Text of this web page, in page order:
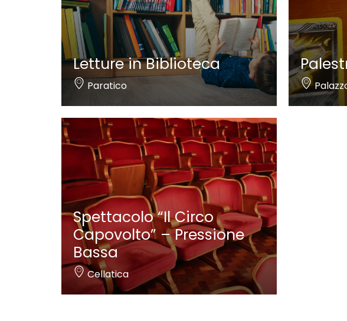
Letture in Biblioteca
Paratico
Spettacolo “Il Circo
Capovolto” – Pressione
Bassa
Cellatica